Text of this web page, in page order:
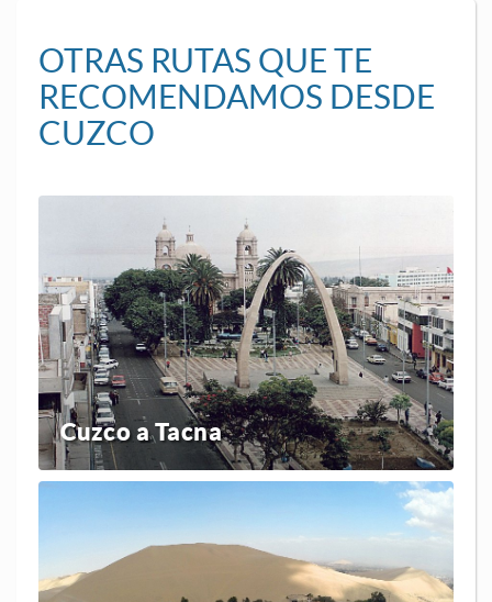
OTRAS RUTAS QUE TE
RECOMENDAMOS DESDE
CUZCO
Cuzco a Tacna